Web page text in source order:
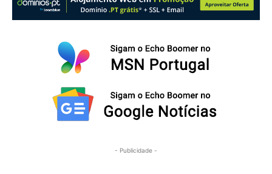
- Publicidade -